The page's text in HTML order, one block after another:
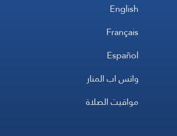
English
Français
Español
واتس اب المنار
مواقيت الصلاة